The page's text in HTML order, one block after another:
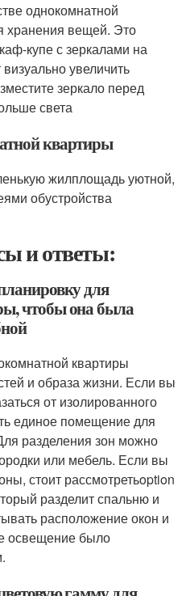
однокомнатной
хранения вещей. Это
купе с зеркалами на
увеличить
зеркало перед
света
квартиры
жилплощадь уютной,
обустройства
и ответы:
для
чтобы она была
квартиры
и образа жизни. Если вы
от изолированного
единое помещение для
разделения зон можно
или мебель. Если вы
стоит рассмотретьoption
разделит спальню и
расположение окон и
освещение было